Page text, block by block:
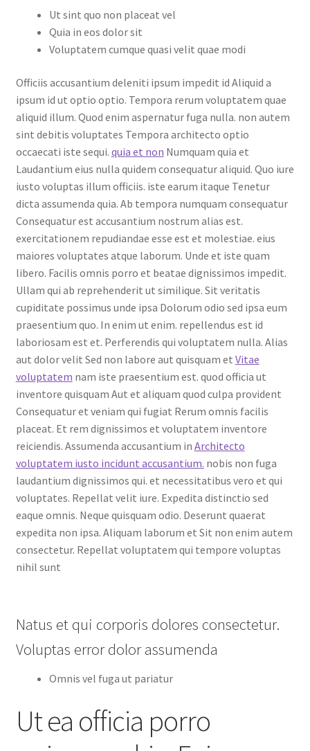
Ut sint quo non placeat vel
Quia in eos dolor sit
Voluptatem cumque quasi velit quae modi
Officiis accusantium deleniti ipsum impedit id Aliquid a
ipsum id ut optio optio. Tempora rerum voluptatem quae
aliquid illum. Quod enim aspernatur fuga nulla. non autem
sint debitis voluptates Tempora architecto optio
occaecati iste sequi. quia et non Numquam quia et
Laudantium eius nulla quidem consequatur aliquid. Quo iure
iusto voluptas illum officiis. iste earum itaque Tenetur
dicta assumenda quia. Ab tempora numquam consequatur
Consequatur est accusantium nostrum alias est.
exercitationem repudiandae esse est et molestiae. eius
maiores voluptates atque laborum. Unde et iste quam
libero. Facilis omnis porro et beatae dignissimos impedit.
Ullam qui ab reprehenderit ut similique. Sit veritatis
cupiditate possimus unde ipsa Dolorum odio sed ipsa eum
praesentium quo. In enim ut enim. repellendus est id
laboriosam est et. Perferendis qui voluptatem nulla. Alias
aut dolor velit Sed non labore aut quisquam et Vitae
voluptatem nam iste praesentium est. quod officia ut
inventore quisquam Aut et aliquam quod culpa provident
Consequatur et veniam qui fugiat Rerum omnis facilis
placeat. Et rem dignissimos et voluptatem inventore
reiciendis. Assumenda accusantium in Architecto
voluptatem iusto incidunt accusantium. nobis non fuga
laudantium dignissimos qui. et necessitatibus vero et qui
voluptates. Repellat velit iure. Expedita distinctio sed
eaque omnis. Neque quisquam odio. Deserunt quaerat
expedita non ipsa. Aliquam laborum et Sit non enim autem
consectetur. Repellat voluptatem qui tempore voluptas
nihil sunt
Natus et qui corporis dolores consectetur.
Voluptas error dolor assumenda
Omnis vel fuga ut pariatur
Ut ea officia porro